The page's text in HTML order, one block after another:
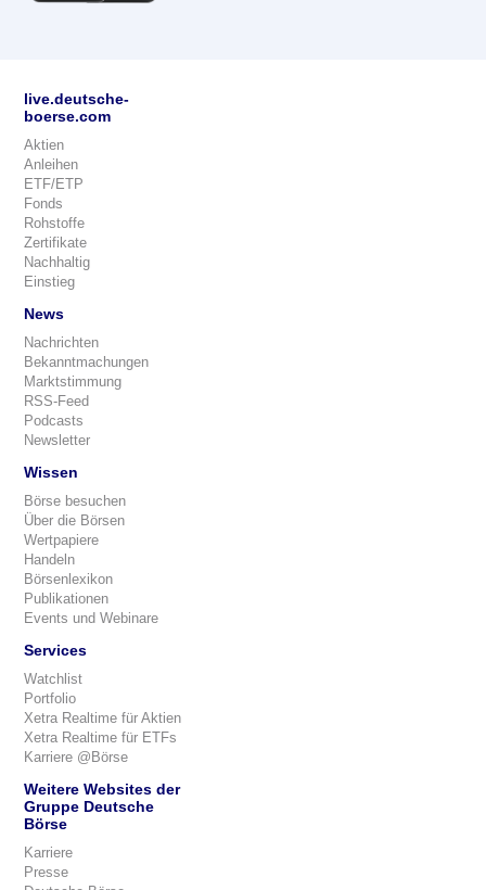
live.deutsche-
boerse.com
Aktien
Anleihen
ETF/ETP
Fonds
Rohstoffe
Zertifikate
Nachhaltig
Einstieg
News
Nachrichten
Bekanntmachungen
Marktstimmung
RSS-Feed
Podcasts
Newsletter
Wissen
Börse besuchen
Über die Börsen
Wertpapiere
Handeln
Börsenlexikon
Publikationen
Events und Webinare
Services
Watchlist
Portfolio
Xetra Realtime für Aktien
Xetra Realtime für ETFs
Karriere @Börse
Weitere Websites der
Gruppe Deutsche
Börse
Karriere
Presse